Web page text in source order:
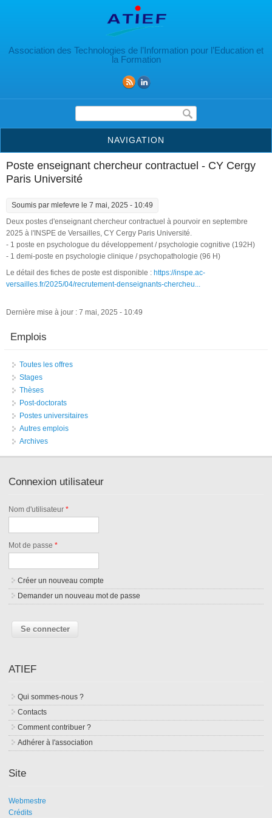
Association des Technologies de l’Information pour l’Education et
la Formation
Formulaire de recherche
NAVIGATION
Poste enseignant chercheur contractuel - CY Cergy
Paris Université
Soumis par mlefevre le 7 mai, 2025 - 10:49
Deux postes d'enseignant chercheur contractuel à pourvoir en septembre
2025 à l'INSPE de Versailles, CY Cergy Paris Université.
- 1 poste en psychologue du développement / psychologie cognitive (192H)
- 1 demi-poste en psychologie clinique / psychopathologie (96 H)
Le détail des fiches de poste est disponible : https://inspe.ac-
versailles.fr/2025/04/recrutement-denseignants-chercheu...
Dernière mise à jour : 7 mai, 2025 - 10:49
Emplois
Toutes les offres
Stages
Thèses
Post-doctorats
Postes universitaires
Autres emplois
Archives
Connexion utilisateur
Nom d'utilisateur*
Mot de passe*
Créer un nouveau compte
Demander un nouveau mot de passe
ATIEF
Qui sommes-nous ?
Contacts
Comment contribuer ?
Adhérer à l'association
Site
Webmestre
Crédits